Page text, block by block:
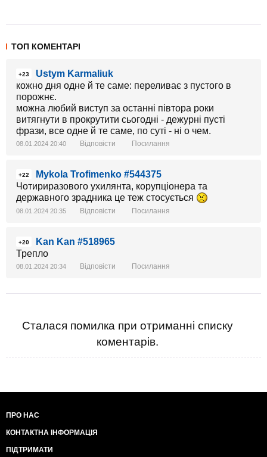
ТОП КОМЕНТАРІ
+23
Ustym Karmaliuk
кожно дня одне й те саме: переливає з пустого в
порожнє.
можна любий виступ за останні півтора роки
витягнути в прокрутити сьогодні - дежурні пусті
фрази, все одне й те саме, по суті - ні о чем.
08.01.2024 20:40 Відповісти Посилання
+22
Mykola Trofimenko #544375
Чотириразового ухилянта, корупціонера та
державного зрадника це теж стосується
08.01.2024 20:35 Відповісти Посилання
+20
Kan Kan #518965
Трепло
08.01.2024 20:34 Відповісти Посилання
Сталася помилка при отриманні списку
коментарів.
ПРО НАС
КОНТАКТНА ІНФОРМАЦІЯ
ПІДТРИМАТИ